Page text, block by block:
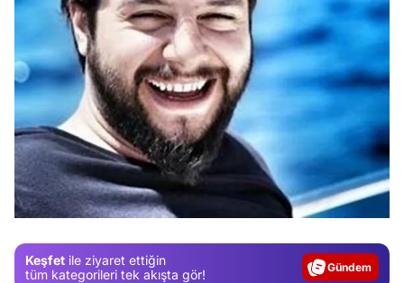
Keşfet ile ziyaret ettiğin
tüm kategorileri tek akışta gör!
Video
Gündem
Magazin